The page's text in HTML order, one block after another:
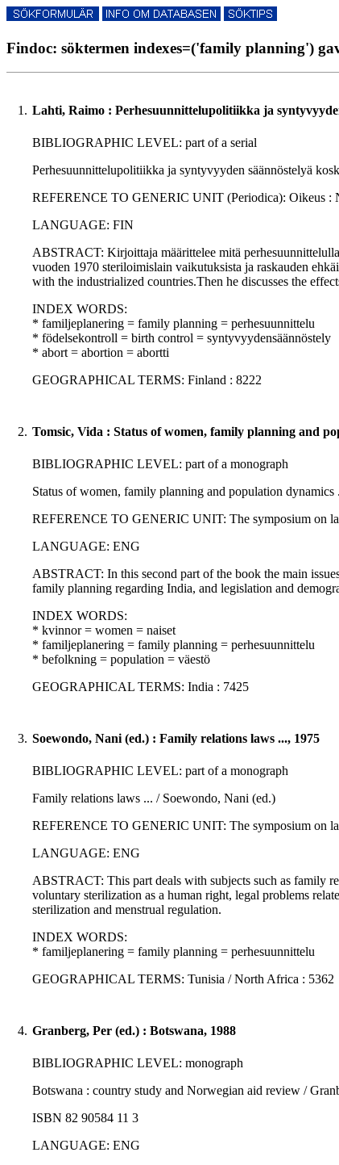
Findoc: söktermen indexes=('family planning')
1. Lahti, Raimo : Perhesuunnittelupolitiikka ja
BIBLIOGRAPHIC LEVEL: part of a serial
Perhesuunnittelupolitiikka ja syntyvyyden säännöstelyä
REFERENCE TO GENERIC UNIT (Periodica): Oikeus :
LANGUAGE: FIN
ABSTRACT: Kirjoittaja määrittelee mitä
vuoden 1970 steriloimislain vaikutuksista ja raskauden
with the industrialized countries.Then he discusses the
INDEX WORDS:
* familjeplanering = family planning = perhesuunnittelu
* födelsekontroll = birth control = syntyvyydensäännöstely
* abort = abortion = abortti
GEOGRAPHICAL TERMS: Finland : 8222
2. Tomsic, Vida : Status of women, family planning and
BIBLIOGRAPHIC LEVEL: part of a monograph
Status of women, family planning and population
REFERENCE TO GENERIC UNIT: The symposium on
LANGUAGE: ENG
ABSTRACT: In this second part of the book the main
family planning regarding India, and legislation and
INDEX WORDS:
* kvinnor = women = naiset
* familjeplanering = family planning = perhesuunnittelu
* befolkning = population = väestö
GEOGRAPHICAL TERMS: India : 7425
3. Soewondo, Nani (ed.) : Family relations laws ..., 1975
BIBLIOGRAPHIC LEVEL: part of a monograph
Family relations laws ... / Soewondo, Nani (ed.)
REFERENCE TO GENERIC UNIT: The symposium on
LANGUAGE: ENG
ABSTRACT: This part deals with subjects such as family
voluntary sterilization as a human right, legal problems
sterilization and menstrual regulation.
INDEX WORDS:
* familjeplanering = family planning = perhesuunnittelu
GEOGRAPHICAL TERMS: Tunisia / North Africa : 5362
4. Granberg, Per (ed.) : Botswana, 1988
BIBLIOGRAPHIC LEVEL: monograph
Botswana : country study and Norwegian aid review /
ISBN 82 90584 11 3
LANGUAGE: ENG